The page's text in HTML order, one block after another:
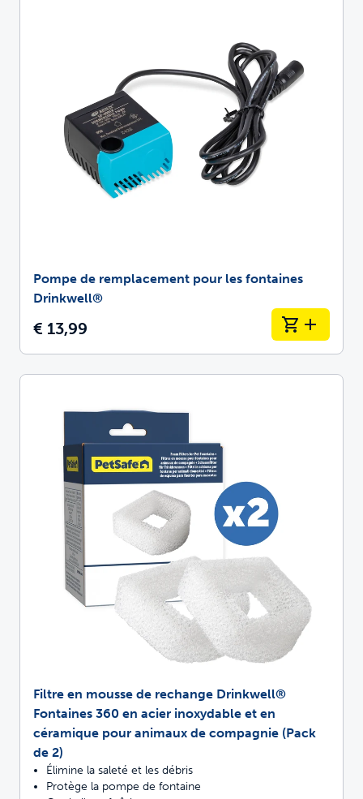
Pompe de remplacement pour les fontaines
Drinkwell®
€ 13,99
Filtre en mousse de rechange Drinkwell®
Fontaines 360 en acier inoxydable et en
céramique pour animaux de compagnie (Pack
de 2)
Élimine la saleté et les débris
Protège la pompe de fontaine